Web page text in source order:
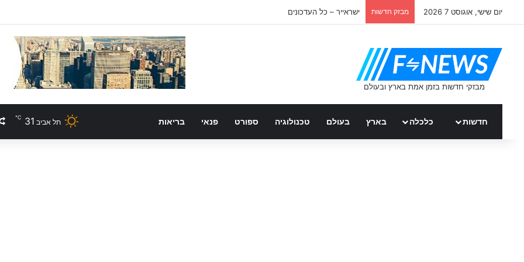
יום שישי, אוגוסט 7 2026 מבזק חדשות ישראייר – כל העדכונים
חדשות כלכלה בארץ בעולם טכנולוגיה ספורט פנאי בריאות תל אביב 31
℃